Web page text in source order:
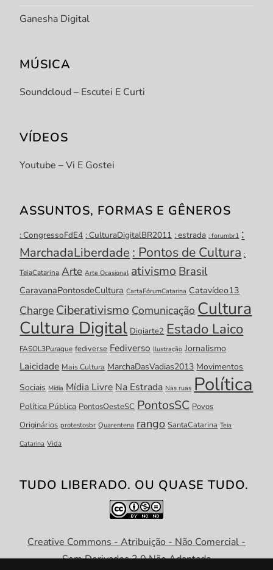
Ganesha Digital
MÚSICA
Soundcloud – Escutei E Curti
VÍDEOS
Youtube – Vi E Gostei
ASSUNTOS, FORMAS E GÊNEROS
: CongressoFdE4 : CulturaDigitalBR2011 : estrada : forumbr1 :
MarchadaLiberdade : Pontos de Cultura :
TeiaCatarina Arte Arte Ocasional ativismo Brasil
CaravanaPontosdeCultura CartaFórumCatarina Catavídeo13
Charge Ciberativismo Comunicação Cultura
Cultura Digital Digiarte2 Estado Laico
FASOL3Puraque fediverse Fediverso Ilustração Jornalismo
Laicidade Mais Cultura MarchaDasVadias2013 Movimentos
Sociais Mídia Mídia Livre Na Estrada Nas ruas Política
Política Pública PontosOesteSC PontosSC Povos
Originários protestosbr Quarentena rango SantaCatarina Teia
Catarina Vida
TUDO LIBERADO. OU QUASE TUDO.
Creative Commons - Atribuição - Não Comercial -
Sem Derivados 3.0 Não Adaptada